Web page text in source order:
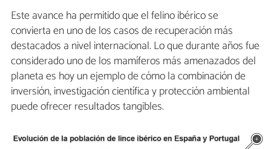
Este avance ha permitido que el felino ibérico se
convierta en uno de los casos de recuperación más
destacados a nivel internacional. Lo que durante años fue
considerado uno de los mamíferos más amenazados del
planeta es hoy un ejemplo de cómo la combinación de
inversión, investigación científica y protección ambiental
puede ofrecer resultados tangibles.